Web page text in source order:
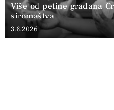
Više od petine građana
siromaštva
3.8.2026